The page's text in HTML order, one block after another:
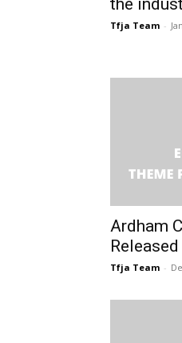
the
Tfja Team -
Ardham
Tfja Team -